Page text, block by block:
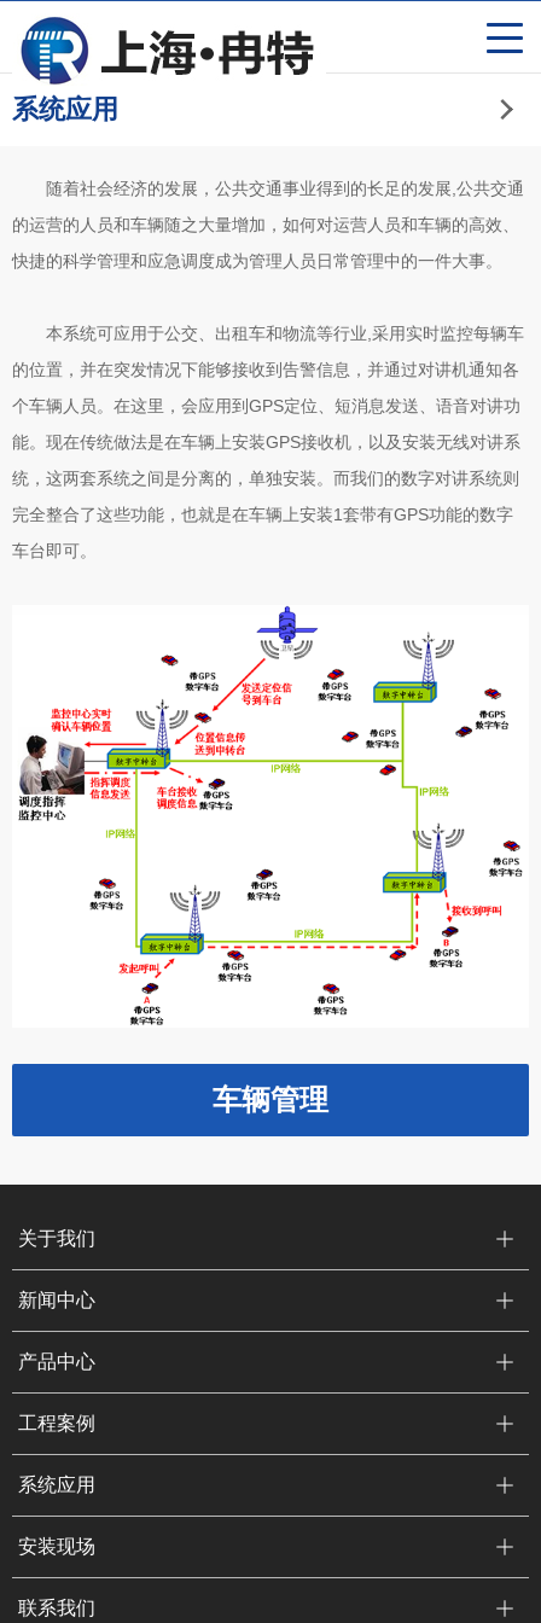
系统应用
随着社会经济的发展，公共交通事业得到的长足的发展,公共交通
的运营的人员和车辆随之大量增加，如何对运营人员和车辆的高效、
快捷的科学管理和应急调度成为管理人员日常管理中的一件大事。
本系统可应用于公交、出租车和物流等行业,采用实时监控每辆车
的位置，并在突发情况下能够接收到告警信息，并通过对讲机通知各
个车辆人员。在这里，会应用到GPS定位、短消息发送、语音对讲功
能。现在传统做法是在车辆上安装GPS接收机，以及安装无线对讲系
统，这两套系统之间是分离的，单独安装。而我们的数字对讲系统则
完全整合了这些功能，也就是在车辆上安装1套带有GPS功能的数字
车台即可。
车辆管理
关于我们
新闻中心
产品中心
工程案例
系统应用
安装现场
联系我们